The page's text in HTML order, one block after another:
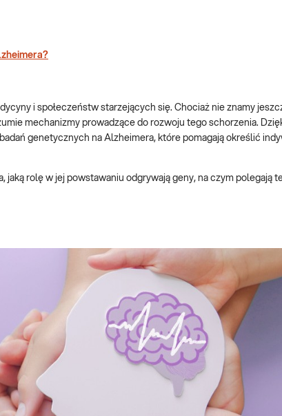
i społeczeństw starzejących się. Chociaż nie znamy
mechanizmy prowadzące do rozwoju tego schorzenia.
genetycznych na Alzheimera, które pomagają określić
rolę w jej powstawaniu odgrywają geny, na czym polegają